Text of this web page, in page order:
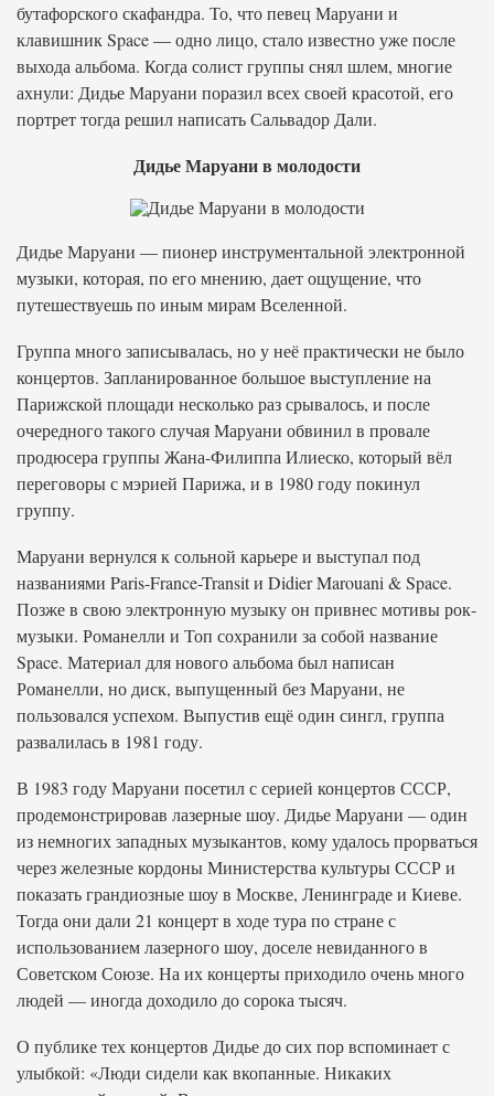
бутафорского скафандра. То, что певец Маруани и
клавишник Space — одно лицо, стало известно уже после
выхода альбома. Когда солист группы снял шлем, многие
ахнули: Дидье Маруани поразил всех своей красотой, его
портрет тогда решил написать Сальвадор Дали.
Дидье Маруани в молодости
Дидье Маруани — пионер инструментальной электронной
музыки, которая, по его мнению, дает ощущение, что
путешествуешь по иным мирам Вселенной.
Группа много записывалась, но у неё практически не было
концертов. Запланированное большое выступление на
Парижской площади несколько раз срывалось, и после
очередного такого случая Маруани обвинил в провале
продюсера группы Жана-Филиппа Илиеско, который вёл
переговоры с мэрией Парижа, и в 1980 году покинул
группу.
Маруани вернулся к сольной карьере и выступал под
названиями Paris-France-Transit и Didier Marouani & Space.
Позже в свою электронную музыку он привнес мотивы рок-
музыки. Романелли и Топ сохранили за собой название
Space. Материал для нового альбома был написан
Романелли, но диск, выпущенный без Маруани, не
пользовался успехом. Выпустив ещё один сингл, группа
развалилась в 1981 году.
В 1983 году Маруани посетил с серией концертов СССР,
продемонстрировав лазерные шоу. Дидье Маруани — один
из немногих западных музыкантов, кому удалось прорваться
через железные кордоны Министерства культуры СССР и
показать грандиозные шоу в Москве, Ленинграде и Киеве.
Тогда они дали 21 концерт в ходе тура по стране с
использованием лазерного шоу, доселе невиданного в
Советском Союзе. На их концерты приходило очень много
людей — иногда доходило до сорока тысяч.
О публике тех концертов Дидье до сих пор вспоминает с
улыбкой: «Люди сидели как вкопанные. Никаких